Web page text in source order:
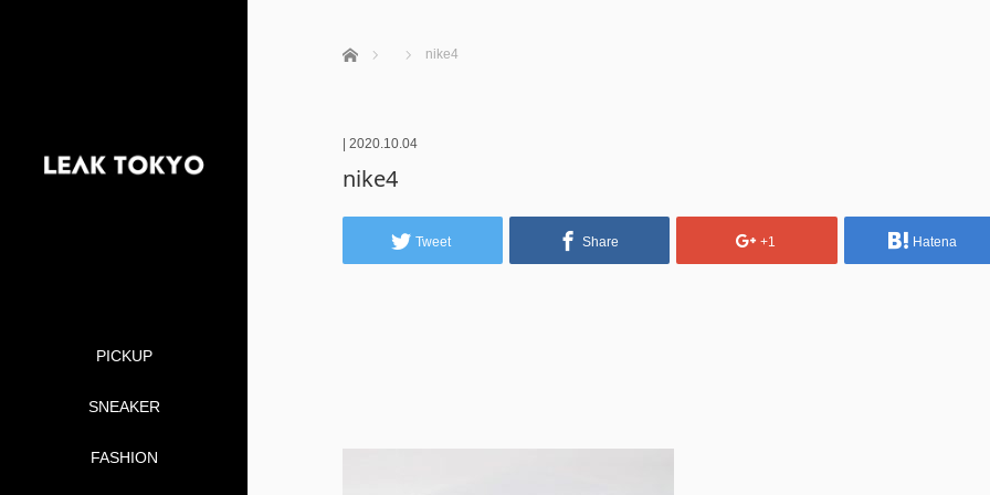
PICKUP
SNEAKER
FASHION
ホーム nike4
2020.10.04
nike4
Tweet Share +1 Hatena